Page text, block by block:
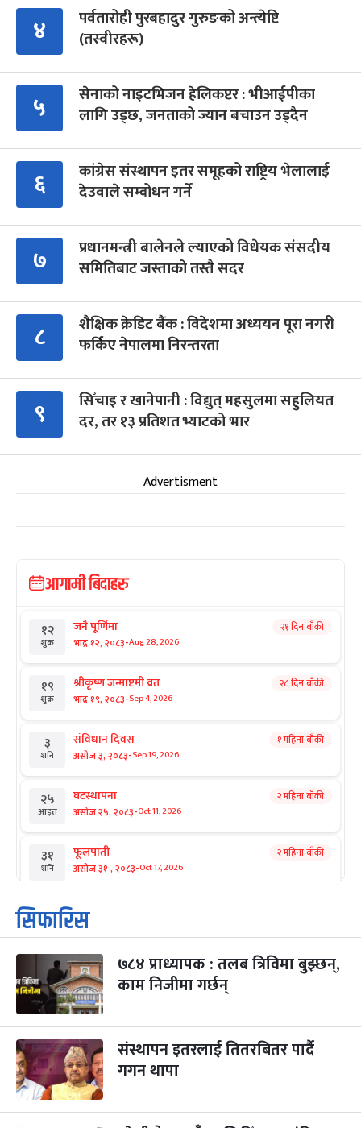
४
पर्वतारोही पुरबहादुर गुरुङको अन्त्येष्टि
(तस्वीरहरू)
५
सेनाको नाइटभिजन हेलिकप्टर : भीआईपीका
लागि उड्छ, जनताको ज्यान बचाउन उड्दैन
६
कांग्रेस संस्थापन इतर समूहको राष्ट्रिय भेलालाई
देउवाले सम्बोधन गर्ने
७
प्रधानमन्त्री बालेनले ल्याएको विधेयक संसदीय
समितिबाट जस्ताको तस्तै सदर
८
शैक्षिक क्रेडिट बैंक : विदेशमा अध्ययन पूरा नगरी
फर्किए नेपालमा निरन्तरता
९
सिँचाइ र खानेपानी : विद्युत् महसुलमा सहुलियत
दर, तर १३ प्रतिशत भ्याटको भार
Advertisment
आगामी बिदाहरु
१२
शुक्र
जनै पूर्णिमा
भाद्र १२, २०८३-Aug 28, 2026
२१ दिन बाँकी
१९
शुक्र
श्रीकृष्ण जन्माष्टमी व्रत
भाद्र १९, २०८३-Sep 4, 2026
२८ दिन बाँकी
३
शनि
संविधान दिवस
असोज ३, २०८३-Sep 19, 2026
१ महिना बाँकी
२५
आइत
घटस्थापना
असोज २५, २०८३-Oct 11, 2026
२ महिना बाँकी
३१
शनि
फूलपाती
असोज ३१ , २०८३-Oct 17, 2026
२ महिना बाँकी
१
आइत
कार्तिक सङ्क्रान्ति
कार्तिक १, २०८३
३
मंगल
महानवमी
कार्तिक ३, २०८३-Oct 20, 2026
२ महिना बाँकी
४
बुध कार्तिक ४, २०८३
५
बिहि
पापा‌ङ्कुशा एकादशी व्रत
कार्तिक ५, २०८३
सिफारिस
७८४ प्राध्यापक : तलब त्रिविमा बुझ्छन्,
काम निजीमा गर्छन्
संस्थापन इतरलाई तितरबितर पार्दै
गगन थापा